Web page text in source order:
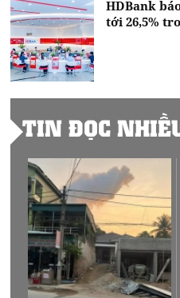
HDBank
tới 26,5%
TIN ĐỌC